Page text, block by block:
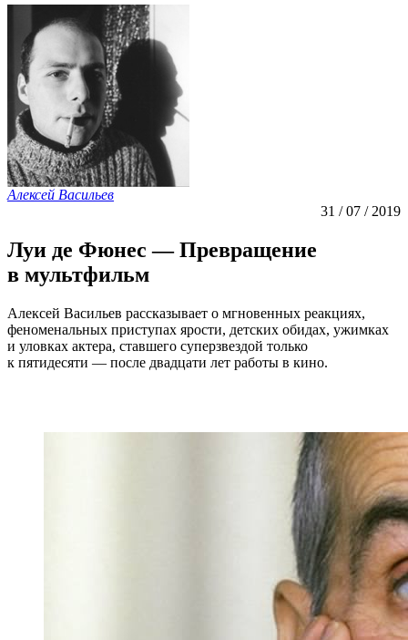
Алексей Васильев
31 / 07 / 2019
Луи де Фюнес — Превращение
в мультфильм
Алексей Васильев рассказывает о мгновенных реакциях,
феноменальных приступах ярости, детских обидах, ужимках
и уловках актера, ставшего суперзвездой только
к пятидесяти — после двадцати лет работы в кино.